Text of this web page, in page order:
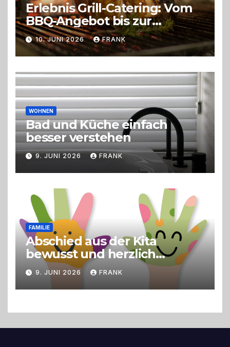
Erlebnis Grill-Catering: Vom
BBQ-Angebot bis zur
perfekten Eventorganisation
Trend zu Outdoor-Events,
Erlebnisgastronomie und
Live-Cooking
10. JUNI 2026 FRANK
WOHNEN
Bad und Küche einfach
besser verstehen
9. JUNI 2026 FRANK
FAMILIE
Abschied aus der Kita
bewusst und herzlich
gestalten
9. JUNI 2026 FRANK